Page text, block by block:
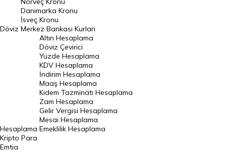
Kanada Doları Kuru
Norveç Kronu Kuru
İsveç Kronu Kuru
Japon Yeni Kuru
Serbest Piyasa Döviz Kurları
Merkez Bankası Döviz Kurları
Altın Fiyatları
Gram Altın Fiyatı
Döviz
Danimarka Kronu
İsveç Kronu
Merkez Bankası Kurlari
Hesaplama
Altın Hesaplama
Döviz Çevirici
Yüzde Hesaplama
KDV Hesaplama
İndirim Hesaplama
Maaş Hesaplama
Kıdem Tazminatı Hesaplama
Zam Hesaplama
Gelir Vergisi Hesaplama
Mesai Hesaplama
Emeklilik Hesaplama
Kripto Para
Emtia